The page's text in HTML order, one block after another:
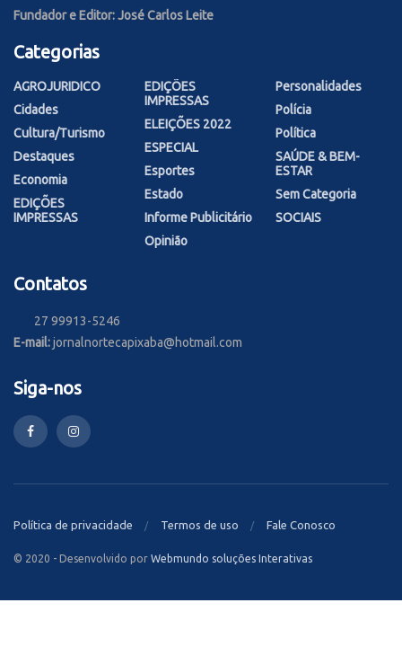
Fundador e Editor: José Carlos Leite
Categorias
AGROJURIDICO
Cidades
Cultura/Turismo
Destaques
Economia
EDIÇÕES
IMPRESSAS
EDIÇÕES
IMPRESSAS
ELEIÇÕES 2022
ESPECIAL
Esportes
Estado
Informe Publicitário
Opinião
Personalidades
Polícia
Política
SAÚDE & BEM-
ESTAR
Sem Categoria
SOCIAIS
Contatos
27 99913-5246
E-mail:jornalnortecapixaba@hotmail.com
Siga-nos
Política de privacidade Termos de uso Fale Conosco
© 2020 - Desenvolvido por Webmundo soluções Interativas